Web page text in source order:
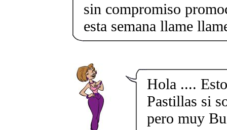
sin compromiso
esta semana llame
Hola ....
Pastillas si
pero muy